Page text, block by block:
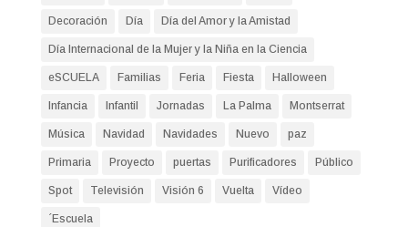
Decoración Día Día del Amor y la Amistad
Día Internacional de la Mujer y la Niña en la Ciencia
eSCUELA Familias Feria Fiesta Halloween
Infancia Infantil Jornadas La Palma Montserrat
Música Navidad Navidades Nuevo paz
Primaria Proyecto puertas Purificadores Público
Spot Televisión Visión 6 Vuelta Vídeo
´Escuela